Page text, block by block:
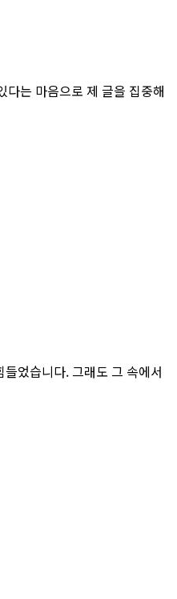
는 마음으로 제 글을 집중해
었습니다. 그래도 그 속에서